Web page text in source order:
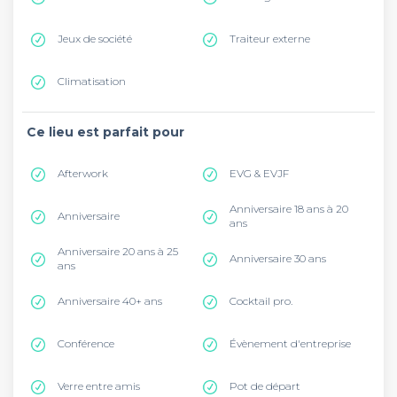
Jeux de société Traiteur externe
Climatisation
Ce lieu est parfait pour
Afterwork EVG & EVJF
Anniversaire
Anniversaire 18 ans à 20
ans
Anniversaire 20 ans à 25
ans
Anniversaire 30 ans
Anniversaire 40+ ans Cocktail pro.
Conférence Évènement d'entreprise
Verre entre amis Pot de départ